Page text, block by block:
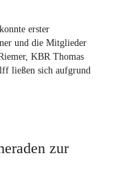
konnte erster
und die Mitglieder
KBR Thomas
ließen sich aufgrund
zur